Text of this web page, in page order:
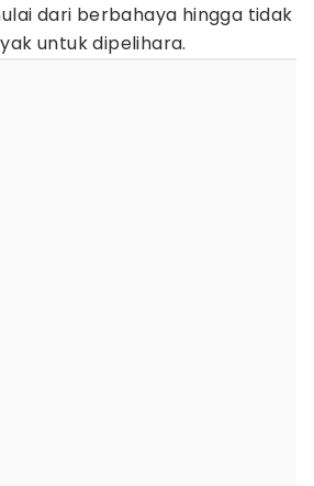
dari berbahaya hingga tidak
untuk dipelihara.